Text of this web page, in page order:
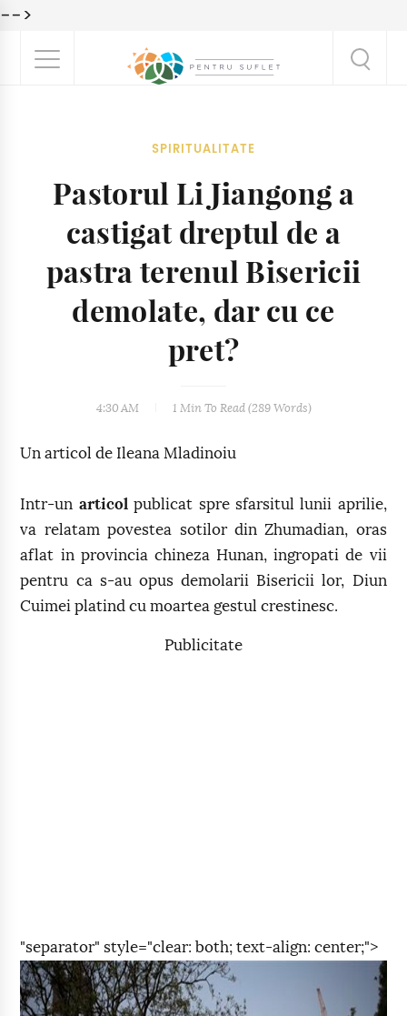
-->
SPIRITUALITATE
Pastorul Li Jiangong a
castigat dreptul de a
pastra terenul Bisericii
demolate, dar cu ce
pret?
4:30 AM 1 MinTo Read (289Words)
Un articol de Ileana Mladinoiu
Intr-un articol publicat spre sfarsitul lunii aprilie,
va relatam povestea sotilor din Zhumadian, oras
aflat in provincia chineza Hunan, ingropati de vii
pentru ca s-au opus demolarii Bisericii lor, Diun
Cuimei platind cu moartea gestul crestinesc.
Publicitate
"separator" style="clear: both; text-align: center;">